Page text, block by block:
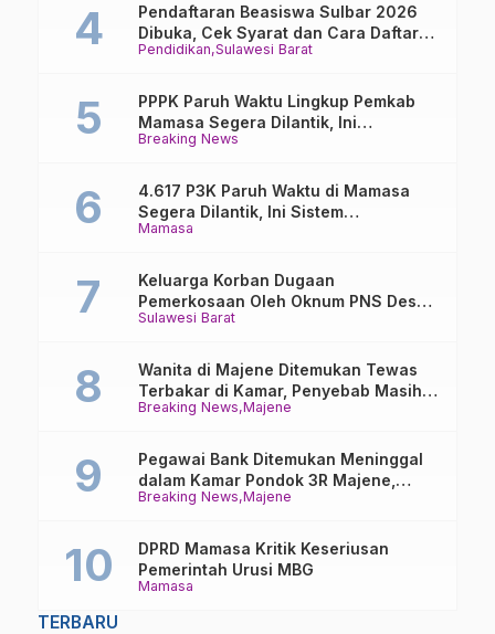
Pendidikan Sulawesi Barat
Pendaftaran Beasiswa Sulbar 2026
Dibuka, Cek Syarat dan Cara Daftar
Online
Breaking News
PPPK Paruh Waktu Lingkup Pemkab
Mamasa Segera Dilantik, Ini
Jadwalnya!
Mamasa
4.617 P3K Paruh Waktu di Mamasa
Segera Dilantik, Ini Sistem
Penggajiannya!
Sulawesi Barat
Keluarga Korban Dugaan
Pemerkosaan Oleh Oknum PNS Desak
Transparansi Kejari Mamasa
Breaking News Majene
Wanita di Majene Ditemukan Tewas
Terbakar di Kamar, Penyebab Masih
Misterius
Breaking News Majene
Pegawai Bank Ditemukan Meninggal
dalam Kamar Pondok 3R Majene,
Polisi Lakukan Penyelidikan
Mamasa
DPRD Mamasa Kritik Keseriusan
Pemerintah Urusi MBG
TERBARU